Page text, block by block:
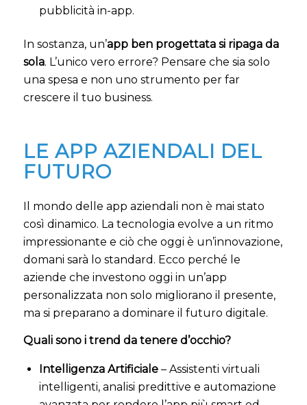
pubblicità in-app.
In sostanza, un’app ben progettata si ripaga da
sola. L’unico vero errore? Pensare che sia solo
una spesa e non uno strumento per far
crescere il tuo business.
LE APP AZIENDALI DEL
FUTURO
Il mondo delle app aziendali non è mai stato
così dinamico. La tecnologia evolve a un ritmo
impressionante e ciò che oggi è un’innovazione,
domani sarà lo standard. Ecco perché le
aziende che investono oggi in un’app
personalizzata non solo migliorano il presente,
ma si preparano a dominare il futuro digitale.
Quali sono i trend da tenere d’occhio?
Intelligenza Artificiale– Assistenti virtuali
intelligenti, analisi predittive e automazione